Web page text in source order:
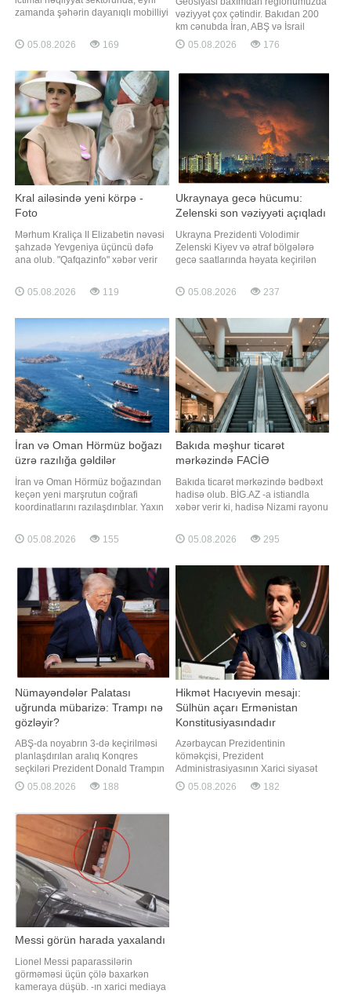
zamanda şəhərin dayanıqlı mobilliyi
yaranacaq". "Qafqazinfo" xəbər verir
ki, "Bakı Metropoliteni"nin mətbuat
Məmmədov jurnalistlərə
açıqlamasınd
05.08.2026 169
vəziyyət çox çətindir. Bakıdan 200
km cənubda İran, ABŞ və İsrail
arasında müharibə gedir. 200 km
şimalda isə Rusiya-Ukrayna
"Milliyet" qəzeti xəbər verir ki, bu
barədə Azərbaycan Prezidentinin
köməkçisi - Azərbaycan
05.08.2026 176
Kral ailəsində yeni körpə -
Foto
Mərhum Kraliça II Elizabetin nəvəsi
şahzadə Yevgeniya üçüncü dəfə
ana olub. "Qafqazinfo" xəbər verir
açıqlama yayıb. Məlumata görə,
şahzadə və həyat yoldaşı Cek
Lissabondakı xəstəxanada dünyaya
gələn qız övladlarını qucağına alıb.
Açıqlamad
05.08.2026 119
Ukraynaya gecə hücumu:
Zelenski son vəziyyəti açıqladı
Ukrayna Prezidenti Volodimir
Zelenski Kiyev və ətraf bölgələrə
gecə saatlarında həyata keçirilən
açıqlama verib. xəbər verir ki, o,
bununla bağlı Telegram kanalında
sözlərinə görə, hücum zamanı
Ukrayna ərazisinə 24 ballistik raket,
4 "Tsirkon"
05.08.2026 237
İran və Oman Hörmüz boğazı
üzrə razılığa gəldilər
İran və Oman Hörmüz boğazından
keçən yeni marşrutun coğrafi
koordinatlarını razılaşdırıblar. Yaxın
bəyanat dərc oluna bilər. TASS-a
istinadən xəbər verir ki, bu barədə
nümayəndəsi İsmayıl Bəqai bildirib.
"Tərəflərin nəzərdən keçirdiy
05.08.2026 155
Bakıda məşhur ticarət
mərkəzində FACİƏ
Bakıda ticarət mərkəzində bədbəxt
hadisə olub. BİG.AZ -a istiandla
xəbər verir ki, hadisə Nizami rayonu
mərkəzində baş verib. Burada
çalışan şəxslərdən biri liftin
klinikalardan birinə çatdırılsa da
həyatını xilas etmək mümkün
olmayıb
05.08.2026 295
Nümayəndələr Palatası
uğrunda mübarizə: Trampı nə
gözləyir?
ABŞ-da noyabrın 3-də keçirilməsi
planlaşdırılan aralıq Konqres
seçkiləri Prezident Donald Trampın
Nümayəndələr Palatası üzərində
nəzarəti itirməsi ilə nəticələnə və
Demokratlar Partiyası ilə siyasi
qarşıdurma şəraitində keçirməsinə
səbəb ola bilər. xarici KİV-ə istinadə
05.08.2026 188
Hikmət Hacıyevin mesajı:
Sülhün açarı Ermənistan
Konstitusiyasındadır
Azərbaycan Prezidentinin
köməkçisi, Prezident
Administrasiyasının Xarici siyasət
məsələləri şöbəsinin müdiri Hikmət
Hacıyev Türkiyənin "Haber Global"
05.08.2026 182
Messi görün harada yaxalandı
Lionel Messi paparassilərin
görməməsi üçün çölə baxarkən
kameraya düşüb. -ın xarici mediaya